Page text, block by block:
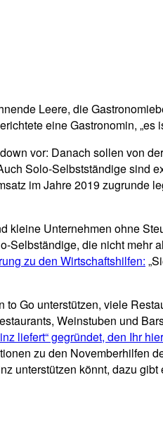
Leere, die
eine Gastronomin,
vor: Danach sollen von
Solo-Selbstständige sind
im Jahre 2019 zugrunde
Unternehmen ohne
Selbständige, die nicht mehr
zu den Wirtschaftshilfen:
Go unterstützen, viele
Weinstuben und
liefert“ gegründet, den Ihr
zu den Novemberhilfen
unterstützen könnt, dazu